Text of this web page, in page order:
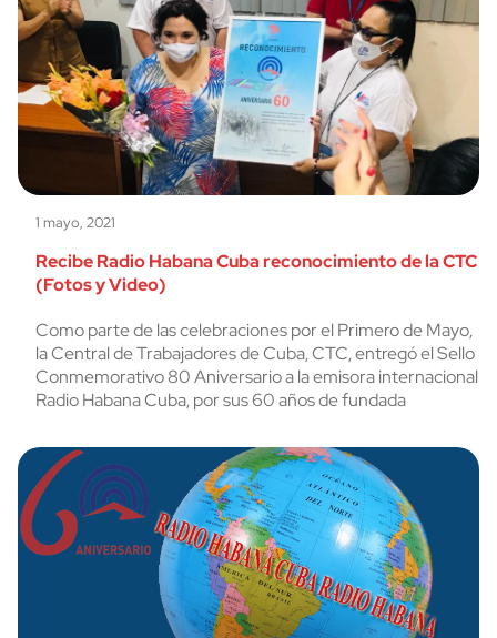
1 mayo, 2021
Recibe Radio Habana Cuba reconocimiento de la CTC
(Fotos y Video)
Como parte de las celebraciones por el Primero de Mayo,
la Central de Trabajadores de Cuba, CTC, entregó el Sello
Conmemorativo 80 Aniversario a la emisora internacional
Radio Habana Cuba, por sus 60 años de fundada